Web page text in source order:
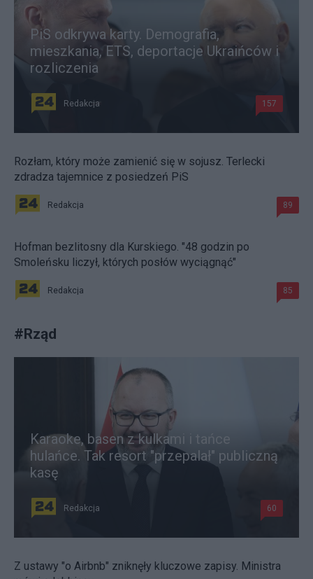
PiS odkrywa karty. Demografia,
mieszkania, ETS, deportacje Ukraińców i
rozliczenia
Redakcja 157
Rozłam, który może zamienić się w sojusz. Terlecki
zdradza tajemnice z posiedzeń PiS
Redakcja 89
Hofman bezlitosny dla Kurskiego. "48 godzin po
Smoleńsku liczył, których posłów wyciągnąć"
Redakcja 85
#Rząd
Karaoke, basen z kulkami i tańce
hulańce. Tak resort "przepalał" publiczną
kasę
Redakcja 60
Z ustawy "o Airbnb" zniknęły kluczowe zapisy. Ministra